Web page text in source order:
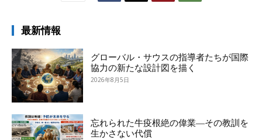
最新情報
グローバル・サウスの指導者たちが国際
協力の新たな設計図を描く
2026年8月5日
忘れられた牛疫根絶の偉業―その教訓を
生かさない代償